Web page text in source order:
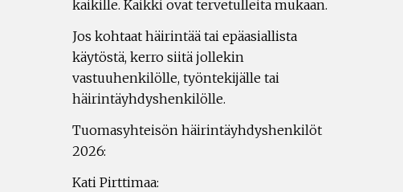
kaikille. Kaikki ovat tervetulleita mukaan.
Jos kohtaat häirintää tai epäasiallista
käytöstä, kerro siitä jollekin
vastuuhenkilölle, työntekijälle tai
häirintäyhdyshenkilölle.
Tuomasyhteisön häirintäyhdyshenkilöt
2026:
Kati Pirttimaa: